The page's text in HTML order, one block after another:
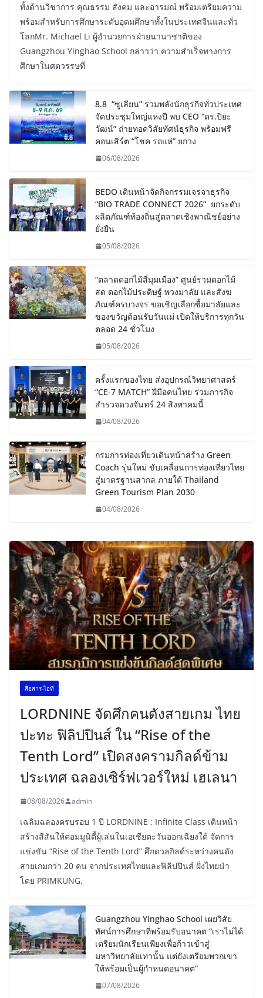
ทั้งด้านวิชาการ คุณธรรม สังคม และอารมณ์ พร้อมเตรียมความ
พร้อมสำหรับการศึกษาระดับอุดมศึกษาทั้งในประเทศจีนและทั่ว
โลกMr. Michael Li ผู้อำนวยการฝ่ายนานาชาติของ
Guangzhou Yinghao School กล่าวว่า ความสำเร็จทางการ
ศึกษาในศตวรรษที่
8.8 “ซูเลียน” รวมพลังนักธุรกิจทั่วประเทศ
จัดประชุมใหญ่แห่งปี พบ CEO “ดร.ปิยะ
วัฒน์” ถ่ายทอดวิสัยทัศน์ธุรกิจ พร้อมฟรี
คอนเสิร์ต “โชค รถแห่” ยกวง
06/08/2026
BEDO เดินหน้าจัดกิจกรรมเจรจาธุรกิจ
“BIO TRADE CONNECT 2026” ยกระดับ
ผลิตภัณฑ์ท้องถิ่นสู่ตลาดเชิงพาณิชย์อย่าง
ยั่งยืน
05/08/2026
“ตลาดดอกไม้สี่มุมเมือง” ศูนย์รวมดอกไม้
สด ดอกไม้ประดิษฐ์ พวงมาลัย และสังฆ
ภัณฑ์ครบวงจร ขอเชิญเลือกซื้อมาลัยและ
ของขวัญต้อนรับวันแม่ เปิดให้บริการทุกวัน
ตลอด 24 ชั่วโมง
05/08/2026
ครั้งแรกของไทย ส่งอุปกรณ์วิทยาศาสตร์
“CE-7 MATCH” ฝีมือคนไทย ร่วมภารกิจ
สำรวจดวงจันทร์ 24 สิงหาคมนี้
04/08/2026
กรมการท่องเที่ยวเดินหน้าสร้าง Green
Coach รุ่นใหม่ ขับเคลื่อนการท่องเที่ยวไทย
สู่มาตรฐานสากล ภายใต้ Thailand
Green Tourism Plan 2030
04/08/2026
สื่อสาร-ไอที
LORDNINE จัดศึกคนดังสายเกม ไทย
ปะทะ ฟิลิปปินส์ ใน “Rise of the
Tenth Lord” เปิดสงครามกิลด์ข้าม
ประเทศ ฉลองเซิร์ฟเวอร์ใหม่ เฮเลนา
08/08/2026 admin
เฉลิมฉลองครบรอบ 1 ปี LORDNINE : Infinite Class เดินหน้า
สร้างสีสันให้คอมมูนิตี้ผู้เล่นในเอเชียตะวันออกเฉียงใต้ จัดการ
แข่งขัน “Rise of the Tenth Lord” ศึกดวลกิลด์ระหว่างคนดัง
สายเกมกว่า 20 คน จากประเทศไทยและฟิลิปปินส์ ฝั่งไทยนำ
โดย PRIMKUNG,
Guangzhou Yinghao School เผยวิสัย
ทัศน์การศึกษาที่พร้อมรับอนาคต “เราไม่ได้
เตรียมนักเรียนเพียงเพื่อก้าวเข้าสู่
มหาวิทยาลัยเท่านั้น แต่ยังเตรียมพวกเขา
ให้พร้อมเป็นผู้กำหนดอนาคต”
07/08/2026